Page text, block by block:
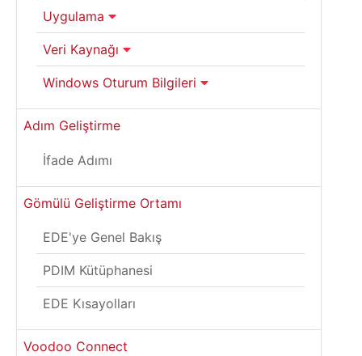
Uygulama
Veri Kaynağı
Windows Oturum Bilgileri
Adım Geliştirme
İfade Adımı
Gömülü Geliştirme Ortamı
EDE'ye Genel Bakış
PDIM Kütüphanesi
EDE Kısayolları
Voodoo Connect